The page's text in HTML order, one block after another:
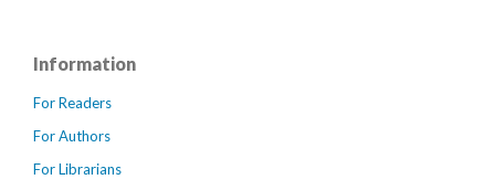
Information
For Readers
For Authors
For Librarians